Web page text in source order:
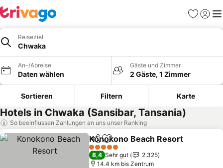
Favoriten
Reiseziel
Chwaka
An-/Abreise
Daten wählen
Gäste und Zimmer
2 Gäste, 1 Zimmer
Sortieren Filtern Karte
Hotels in Chwaka (Sansibar, Tansania)
So beeinflussen Zahlungen an uns unser Ranking
TeilenZu Favoriten hinzufügen
Konokono Beach Resort
5 Sterne
8,4 Sehr gut
2.325
14.4 km bis Zentrum